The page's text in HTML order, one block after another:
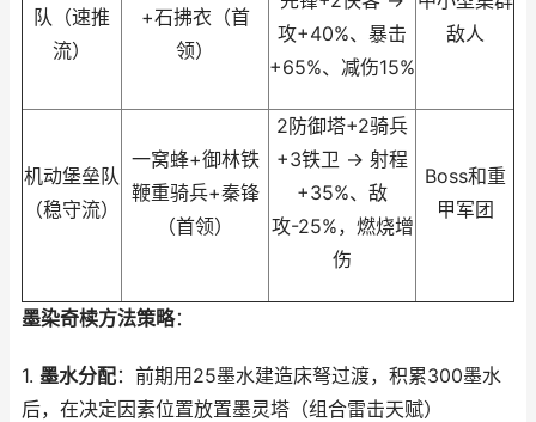
队（速推
流）
+石拂衣（首
领）
攻+40%、暴击
+65%、减伤15%
敌人
机动堡垒队
（稳守流）
一窝蜂+御林铁
鞭重骑兵+秦锋
（首领）
2防御塔+2骑兵
+3铁卫 → 射程
+35%、敌
攻-25%，燃烧增
伤
Boss和重
甲军团
墨染奇椟方法策略：
1. 墨水分配：前期用25墨水建造床弩过渡，积累300墨水
后，在决定因素位置放置墨灵塔（组合雷击天赋）